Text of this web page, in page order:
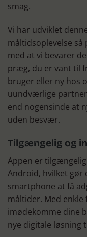
smag.
Vi har udviklet
måltidsoplevelse
med at vi bevarer
præg, du er vant til
bruger eller ny hos
uundværlige
end nogensinde at
uden besvær.
Tilgængelig og
Appen er
Android, hvilket gør
smartphone at få
måltider. Med
imødekomme dine
nye digitale løsning